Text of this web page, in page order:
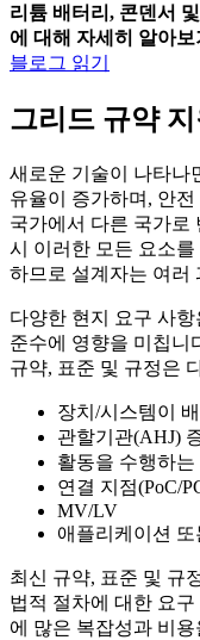
리튬 배터리, 콘덴서
에 대해 자세히 알아보
블로그 읽기
그리드 규약 지
새로운 기술이 나타나
유율이 증가하며, 안
국가에서 다른 국가로
시 이러한 모든 요소
하므로 설계자는 여러
다양한 현지 요구 사
준수에 영향을 미칩니
규약, 표준 및 규정은
장치/시스템이
관할기관(AHJ)
활동을 수행하
연결 지점(PoC/
MV/LV
애플리케이션 또
최신 규약, 표준 및 규
법적 절차에 대한 요
에 많은 복잡성과 비